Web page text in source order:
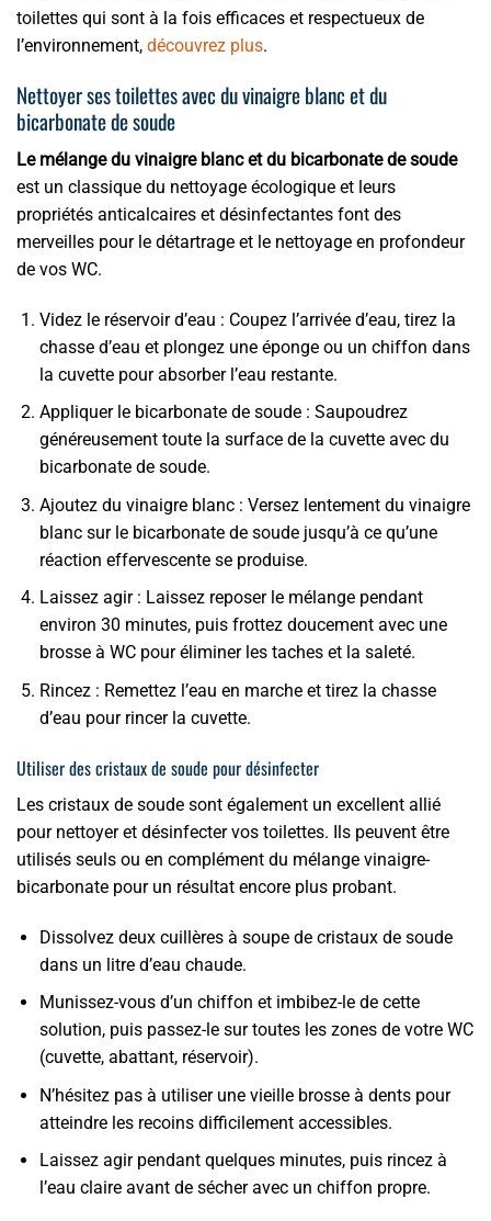
toilettes qui sont à la fois efficaces et respectueux de
l’environnement, découvrez plus.
Nettoyer ses toilettes avec du vinaigre blanc et du
bicarbonate de soude
Le mélange du vinaigre blanc et du bicarbonate de soude
est un classique du nettoyage écologique et leurs
propriétés anticalcaires et désinfectantes font des
merveilles pour le détartrage et le nettoyage en profondeur
de vos WC.
Videz le réservoir d’eau : Coupez l’arrivée d’eau, tirez la
chasse d’eau et plongez une éponge ou un chiffon dans
la cuvette pour absorber l’eau restante.
Appliquer le bicarbonate de soude : Saupoudrez
généreusement toute la surface de la cuvette avec du
bicarbonate de soude.
Ajoutez du vinaigre blanc : Versez lentement du vinaigre
blanc sur le bicarbonate de soude jusqu’à ce qu’une
réaction effervescente se produise.
Laissez agir : Laissez reposer le mélange pendant
environ 30 minutes, puis frottez doucement avec une
brosse à WC pour éliminer les taches et la saleté.
Rincez : Remettez l’eau en marche et tirez la chasse
d’eau pour rincer la cuvette.
Utiliser des cristaux de soude pour désinfecter
Les cristaux de soude sont également un excellent allié
pour nettoyer et désinfecter vos toilettes. Ils peuvent être
utilisés seuls ou en complément du mélange vinaigre-
bicarbonate pour un résultat encore plus probant.
Dissolvez deux cuillères à soupe de cristaux de soude
dans un litre d’eau chaude.
Munissez-vous d’un chiffon et imbibez-le de cette
solution, puis passez-le sur toutes les zones de votre WC
(cuvette, abattant, réservoir).
N’hésitez pas à utiliser une vieille brosse à dents pour
atteindre les recoins difficilement accessibles.
Laissez agir pendant quelques minutes, puis rincez à
l’eau claire avant de sécher avec un chiffon propre.